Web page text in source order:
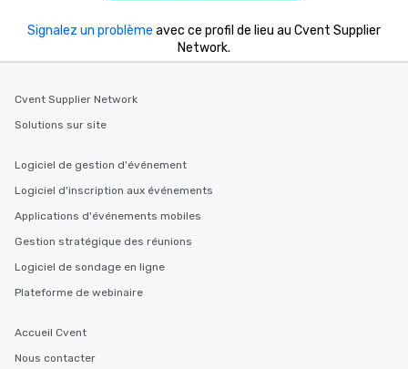
Signalez un problème avec ce profil de lieu au Cvent Supplier
Network.
Cvent Supplier Network
Solutions sur site
Logiciel de gestion d'événement
Logiciel d'inscription aux événements
Applications d'événements mobiles
Gestion stratégique des réunions
Logiciel de sondage en ligne
Plateforme de webinaire
Accueil Cvent
Nous contacter